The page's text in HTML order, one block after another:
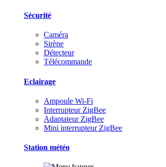
Sécurité
Caméra
Sirène
Détecteur
Télécommande
Eclairage
Ampoule Wi-Fi
Interrupteur ZigBee
Adaptateur ZigBee
Mini interrupteur ZigBee
Station météo